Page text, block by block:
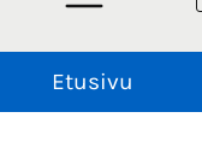
Etusivu